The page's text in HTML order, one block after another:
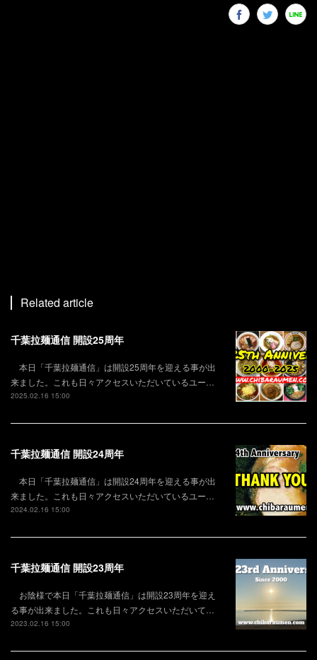
Related article
千葉拉麺通信 開設25周年
本日「千葉拉麺通信」は開設25周年を迎える事が出
来ました。これも日々アクセスいただいているユー…
2025.02.16 15:00
千葉拉麺通信 開設24周年
本日「千葉拉麺通信」は開設24周年を迎える事が出
来ました。これも日々アクセスいただいているユー…
2024.02.16 15:00
千葉拉麺通信 開設23周年
お陰様で本日「千葉拉麺通信」は開設23周年を迎え
る事が出来ました。これも日々アクセスいただいて…
2023.02.16 15:00